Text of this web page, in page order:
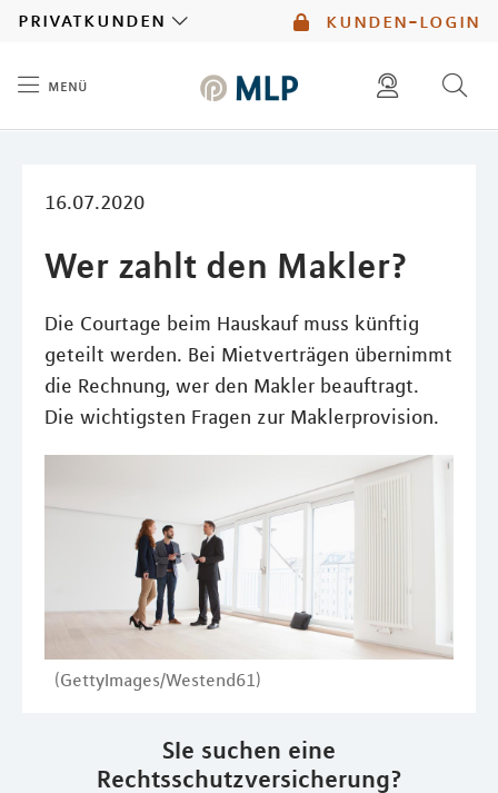
kunden-login
privatkunden
menü
16.07.2020
Wer zahlt den Makler?
Die Courtage beim Hauskauf muss künftig
geteilt werden. Bei Mietverträgen übernimmt
die Rechnung, wer den Makler beauftragt.
Die wichtigsten Fragen zur Maklerprovision.
(GettyImages/Westend61)
SIe suchen eine
Rechtsschutzversicherung?